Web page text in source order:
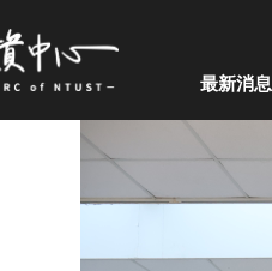
最新消息